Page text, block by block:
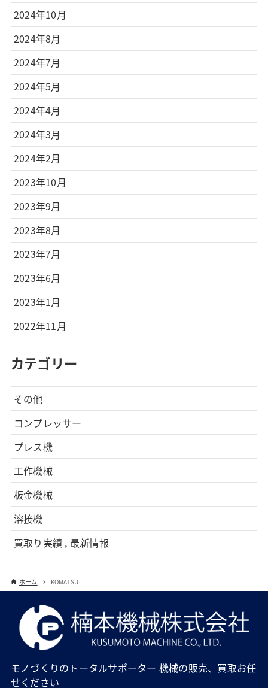
2024年10月
2024年8月
2024年7月
2024年5月
2024年4月
2024年3月
2024年2月
2023年10月
2023年9月
2023年8月
2023年7月
2023年6月
2023年1月
2022年11月
カテゴリー
その他
コンプレッサー
プレス機
工作機械
板金機械
溶接機
買取り実績 , 最新情報
ホーム KOMATSU
モノづくりのトータルサポーター 機械の販売、買取お任
せください